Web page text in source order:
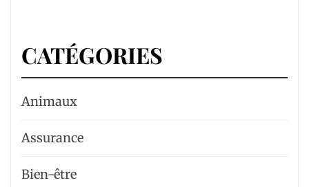
CATÉGORIES
Animaux
Assurance
Bien-être